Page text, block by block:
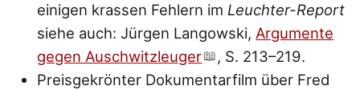
einigen krassen Fehlern im Leuchter-Report
siehe auch: Jürgen Langowski, Argumente
gegen Auschwitzleuger
, S. 213–219.
Preisgekrönter Dokumentarfilm über Fred